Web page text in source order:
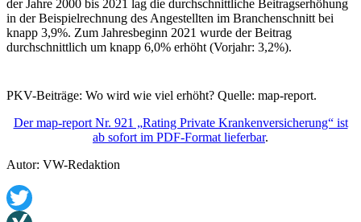
der Jahre 2000 bis 2021 lag die durchschnittliche Beitragserhöhung
in der Beispielrechnung des Angestellten im Branchenschnitt bei
knapp 3,9%. Zum Jahresbeginn 2021 wurde der Beitrag
durchschnittlich um knapp 6,0% erhöht (Vorjahr: 3,2%).
PKV-Beiträge: Wo wird wie viel erhöht? Quelle: map-report.
Der map-report Nr. 921 „Rating Private Krankenversicherung“ ist
ab sofort im PDF-Format lieferbar.
Autor: VW-Redaktion